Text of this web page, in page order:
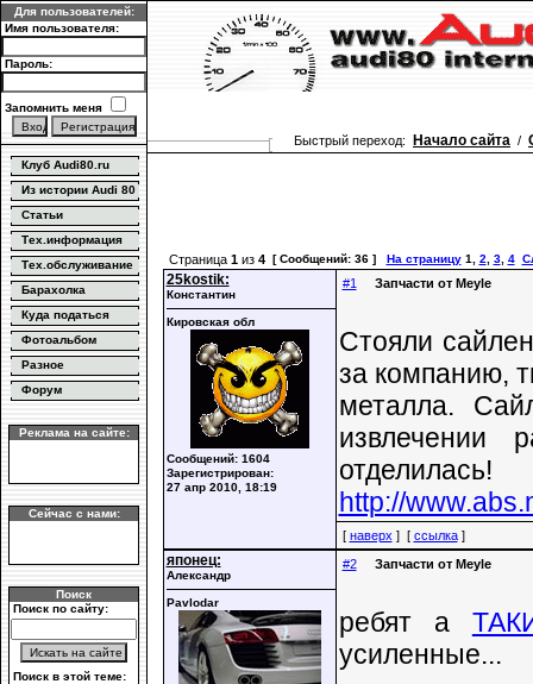
Для пользователей:
Имя пользователя:
Пароль:
Запомнить меня
Клуб Audi80.ru
Из истории Audi 80
Статьи
Тех.информация
Тех.обслуживание
Барахолка
Куда податься
Фотоальбом
Разное
Форум
Реклама на сайте:
Сейчас с нами:
Поиск
Поиск по сайту:
Поиск в этой теме:
Быстрый переход: Начало сайта /
Страница 1из 4 [ Сообщений: 36 ] На страницу 1, 2, 3, 4
25kostik:
Константин
Кировская обл
Сообщений: 1604
Зарегистрирован:
27 апр 2010, 18:19
#1 Запчасти от Meyle
Стояли
за компанию,
металла.
извлечении
отделилась!
http://
[ наверх ] [ ссылка]
японец:
Александр
Pavlodar
#2 Запчасти от Meyle
ребят а
усиленные...